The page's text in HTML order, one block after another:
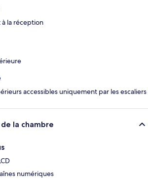
la réception
accessibles uniquement par les escaliers
la chambre
numériques